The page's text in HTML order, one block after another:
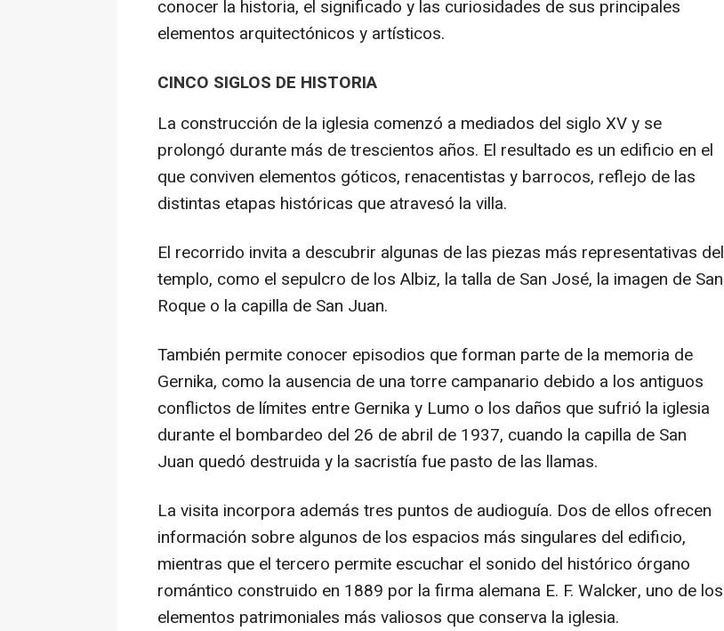
conocer la historia, el significado y las curiosidades de sus principales
elementos arquitectónicos y artísticos.
CINCO SIGLOS DE HISTORIA
La construcción de la iglesia comenzó a mediados del siglo XV y se
prolongó durante más de trescientos años. El resultado es un edificio en el
que conviven elementos góticos, renacentistas y barrocos, reflejo de las
distintas etapas históricas que atravesó la villa.
El recorrido invita a descubrir algunas de las piezas más representativas del
templo, como el sepulcro de los Albiz, la talla de San José, la imagen de San
Roque o la capilla de San Juan.
También permite conocer episodios que forman parte de la memoria de
Gernika, como la ausencia de una torre campanario debido a los antiguos
conflictos de límites entre Gernika y Lumo o los daños que sufrió la iglesia
durante el bombardeo del 26 de abril de 1937, cuando la capilla de San
Juan quedó destruida y la sacristía fue pasto de las llamas.
La visita incorpora además tres puntos de audioguía. Dos de ellos ofrecen
información sobre algunos de los espacios más singulares del edificio,
mientras que el tercero permite escuchar el sonido del histórico órgano
romántico construido en 1889 por la firma alemana E. F. Walcker, uno de los
elementos patrimoniales más valiosos que conserva la iglesia.